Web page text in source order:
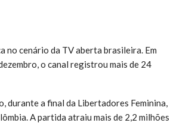
no cenário da TV aberta brasileira. Em
o canal registrou mais de 24
durante a final da Libertadores Feminina,
A partida atraiu mais de 2,2 milhões